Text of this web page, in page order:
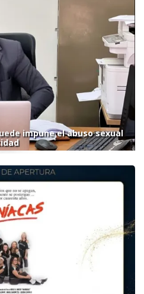
impune el abuso sexual